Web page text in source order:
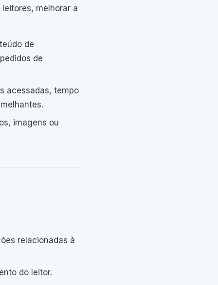
melhorar a
de
de
acessadas, tempo
imagens ou
relacionadas à
do leitor.